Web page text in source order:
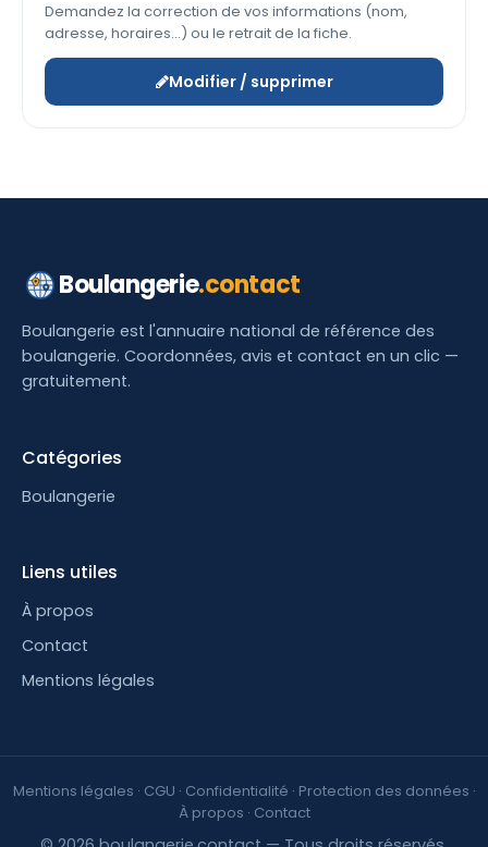
Demandez la correction de vos informations (nom,
adresse, horaires…) ou le retrait de la fiche.
Modifier / supprimer
Boulangerie.contact
Boulangerie est l'annuaire national de référence des
boulangerie. Coordonnées, avis et contact en un clic —
gratuitement.
Catégories
Boulangerie
Liens utiles
À propos
Contact
Mentions légales
Mentions légales · CGU · Confidentialité · Protection des données ·
À propos · Contact